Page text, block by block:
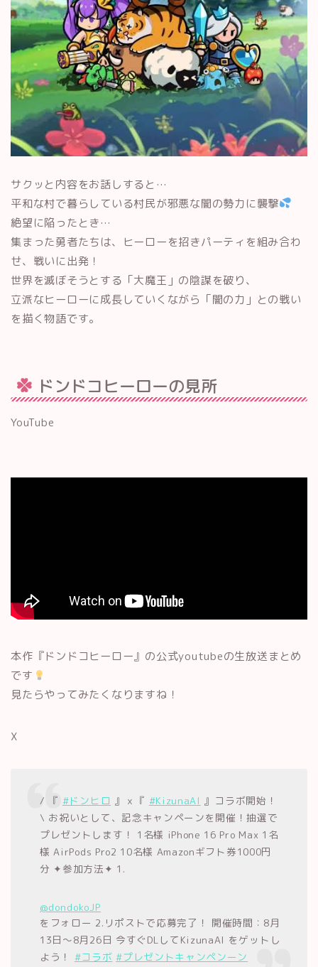
サクッと内容をお話しすると…
平和な村で暮らしている村民が邪悪な闇の勢力に襲撃
絶望に陥ったとき…
集まった勇者たちは、ヒーローを招きパーティを組み合わ
せ、戦いに出発！
世界を滅ぼそうとする「大魔王」の陰謀を破り、
立派なヒーローに成長していくながら「闇の力」との戦い
を描く物語です。
ドンドコヒーローの見所
YouTube
本作『ドンドコヒーロー』の公式youtubeの生放送まとめ
です
見たらやってみたくなりますね！
X
/ 『 #ドンヒロ 』ｘ『 #KizunaAI 』コラボ開始！
\ お祝いとして、記念キャンペーンを開催！抽選で
プレゼントします！
1名様 iPhone 16 Pro Max 1名
様 AirPods Pro2 10名様 Amazonギフト券1000円
分 ✦参加方法✦ 1.
@dondokoJP
をフォロー 2.リポストで応募完了！ 開催時間：8月
13日～8月26日 今すぐDLしてKizunaAI をゲットし
よう！ #コラボ #プレゼントキャンペンーン